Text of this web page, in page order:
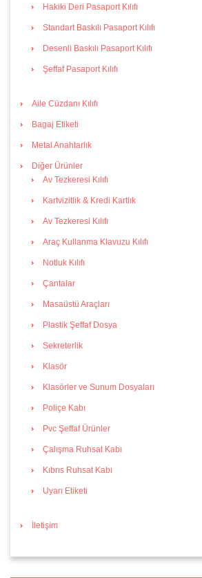
Hakiki Deri Pasaport Kılıfı
Standart Baskılı Pasaport Kılıfı
Desenli Baskılı Pasaport Kılıfı
Şeffaf Pasaport Kılıfı
Aile Cüzdanı Kılıfı
Bagaj Etiketi
Metal Anahtarlık
Diğer Ürünler
Av Tezkeresi Kılıfı
Kartvizitlik & Kredi Kartlık
Av Tezkeresi Kılıfı
Araç Kullanma Klavuzu Kılıfı
Notluk Kılıfı
Çantalar
Masaüstü Araçları
Plastik Şeffaf Dosya
Sekreterlik
Klasör
Klasörler ve Sunum Dosyaları
Poliçe Kabı
Pvc Şeffaf Ürünler
Çalışma Ruhsat Kabı
Kıbrıs Ruhsat Kabı
Uyarı Etiketi
İletişim